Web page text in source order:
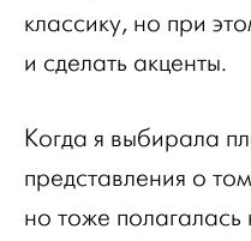
классику, но при
и сделать акценты.
Когда я выбирала
представления о
но тоже